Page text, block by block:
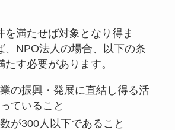
を満たせば対象となり得ま
、NPO法人の場合、以下の条
たす必要があります。
の振興・発展に直結し得る活
ていること
が300人以下であること